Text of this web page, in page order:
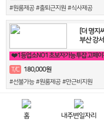
#원룸제공 #출퇴근지원 #식사제공
[더 명지
부산 강
T/C
180,000원
#선불가능 #원룸제공 #만근비지원
[아자아자]
서울 강
홈 내주변일자리